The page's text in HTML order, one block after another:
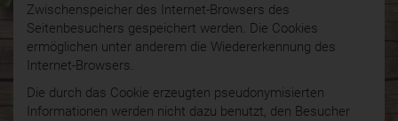
Zwischenspeicher des Internet-Browsers des
Seitenbesuchers gespeichert werden. Die Cookies
ermöglichen unter anderem die Wiedererkennung des
Internet-Browsers.
Die durch das Cookie erzeugten pseudonymisierten
Informationen werden nicht dazu benutzt, den Besucher